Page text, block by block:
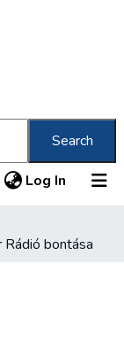
Search
Log In (current)
Rádió bontása